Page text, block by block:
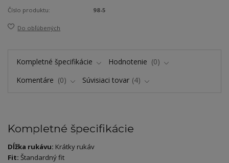
Číslo produktu: 98-5
Do obľúbených
Kompletné špecifikácie Hodnotenie
0
Komentáre
0 Súvisiaci tovar 4
Kompletné špecifikácie
Dĺžka rukávu: Krátky rukáv
Fit: Štandardný fit